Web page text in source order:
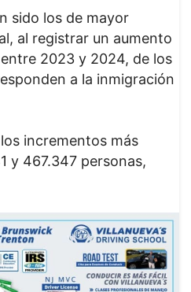
sido los de mayor
al registrar un aumento
2023 y 2024, de los
a la inmigración
incrementos más
y 467.347 personas,